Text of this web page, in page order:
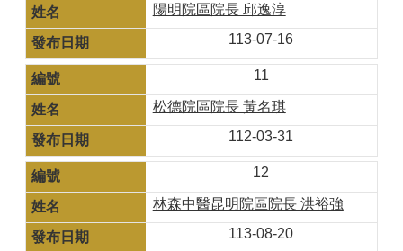
陽明院區院長 邱逸淳
113-07-16
11
松德院區院長 黃名琪
112-03-31
12
林森中醫昆明院區院長 洪裕強
113-08-20